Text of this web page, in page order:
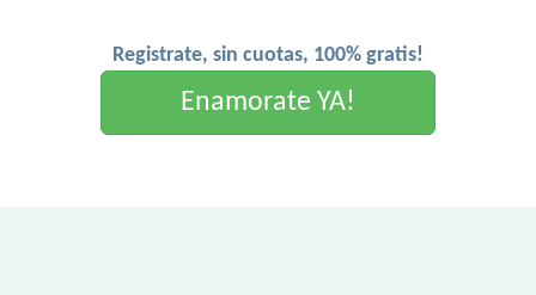
Registrate, sin cuotas, 100% gratis!
Enamorate YA!